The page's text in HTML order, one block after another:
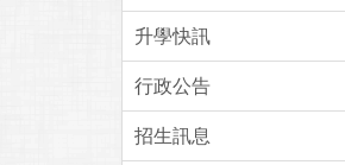
升學快訊
行政公告
招生訊息